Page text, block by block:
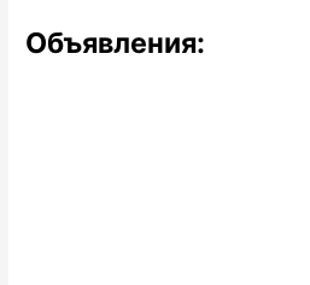
Объявления: